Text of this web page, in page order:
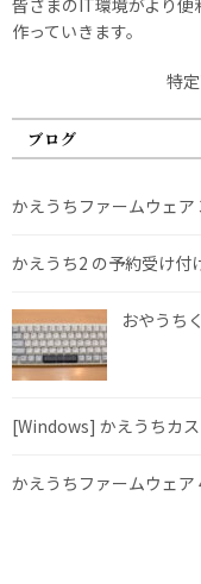
皆さまのIT環境がより
作っていきます。
特
ブログ
かえうちファームウェア
かえうち2 の予約受け付
おやうち
[Windows] かえうちカ
かえうちファームウェア